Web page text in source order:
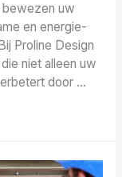
bewezen uw
en energie-
Proline Design
niet alleen uw
door …